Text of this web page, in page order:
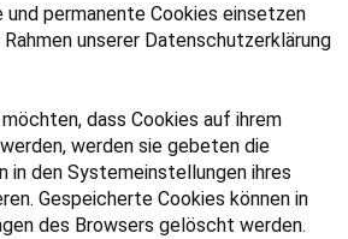
und permanente Cookies einsetzen
unserer Datenschutzerklärung
dass Cookies auf ihrem
werden sie gebeten die
in den Systemeinstellungen ihres
Gespeicherte Cookies können in
des Browsers gelöscht werden.